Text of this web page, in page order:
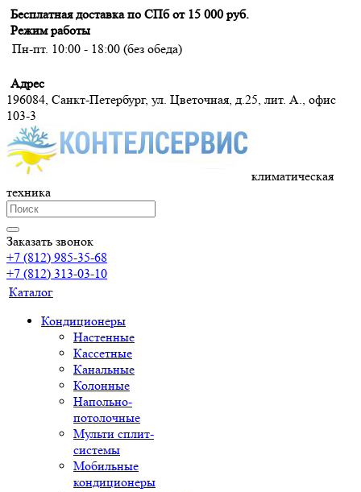
Бесплатная доставка по СПб от 15 000 руб.
Режим работы
Пн-пт. 10:00 - 18:00 (без обеда)
Адрес
196084, Санкт-Петербург, ул. Цветочная, д.25, лит. А., офис
103-3
климатическая
техника
Заказать звонок
+7 (812) 985-35-68
+7 (812) 313-03-10
Каталог
Кондиционеры
Настенные
Кассетные
Канальные
Колонные
Напольно-
потолочные
Мульти сплит-
системы
Мобильные
кондиционеры